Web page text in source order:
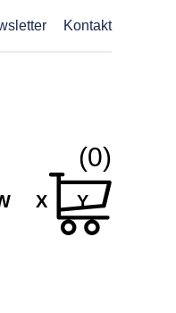
Kontakt
(0)
X Y